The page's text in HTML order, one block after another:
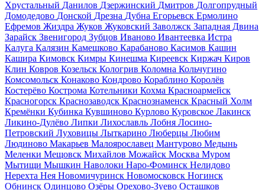
Хрустальный Данилов Дзержинский Дмитров Долгопрудный
Домодедово Донской Дрезна Дубна Егорьевск Ермолино
Ефремов Жиздра Жуков Жуковский Заволжск Западная Двина
Зарайск Звенигород Зубцов Иваново Ивантеевка Истра
Калуга Калязин Камешково Карабаново Касимов Кашин
Кашира Кимовск Кимры Кинешма Киреевск Киржач Киров
Клин Ковров Козельск Кологрив Коломна Кольчугино
Комсомольск Конаково Кондрово Кораблино Королёв
Костерёво Кострома Котельники Кохма Красноармейск
Красногорск Краснозаводск Краснознаменск Красный Холм
Кремёнки Кубинка Кувшиново Курлово Куровское Лакинск
Ликино-Дулёво Липки Лихославль Лобня Лосино-
Петровский Луховицы Лыткарино Люберцы Любим
Людиново Макарьев Малоярославец Мантурово Медынь
Меленки Мещовск Михайлов Можайск Москва Муром
Мытищи Мышкин Наволоки Наро-Фоминск Нелидово
Нерехта Нея Новомичуринск Новомосковск Ногинск
Обнинск Одинцово Озёры Орехово-Зуево Осташков